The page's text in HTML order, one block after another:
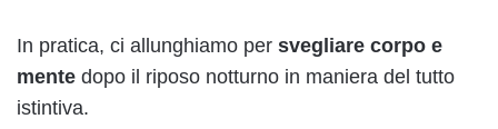
In pratica, ci allunghiamo per svegliare corpo e
mente dopo il riposo notturno in maniera del tutto
istintiva.